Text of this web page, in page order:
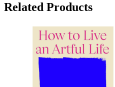
Related Products